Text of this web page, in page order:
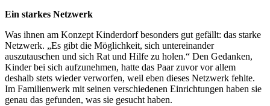
Ein starkes Netzwerk
Was ihnen am Konzept Kinderdorf besonders gut gefällt: das starke
Netzwerk. „Es gibt die Möglichkeit, sich untereinander
auszutauschen und sich Rat und Hilfe zu holen.“ Den Gedanken,
Kinder bei sich aufzunehmen, hatte das Paar zuvor vor allem
deshalb stets wieder verworfen, weil eben dieses Netzwerk fehlte.
Im Familienwerk mit seinen verschiedenen Einrichtungen haben sie
genau das gefunden, was sie gesucht haben.